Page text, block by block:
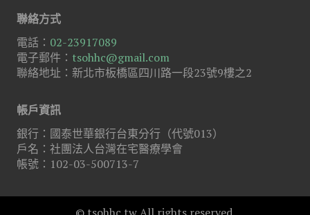
聯絡方式
電話： 02-23917089
電子郵件： tsohhc@gmail.com
聯絡地址：新北市板橋區四川路一段23號9樓之2
帳戶資訊
銀行：國泰世華銀行台東分行（代號013）
戶名：社團法人台灣在宅醫療學會
帳號：102-03-500713-7